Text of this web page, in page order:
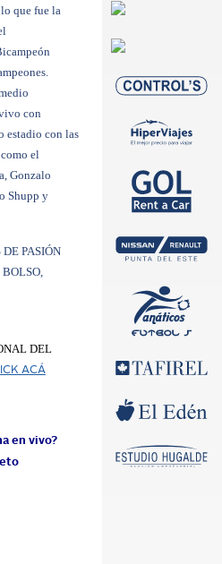
que fue la
con
estadio con las
el
Gonzalo
Shupp y
PASIÓN
DEL
ACÁ
en vivo?